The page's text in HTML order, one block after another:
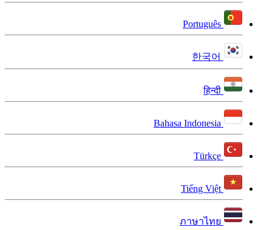
Português
한국어
हिन्दी
Bahasa Indonesia
Türkçe
Tiếng Việt
ภาษาไทย